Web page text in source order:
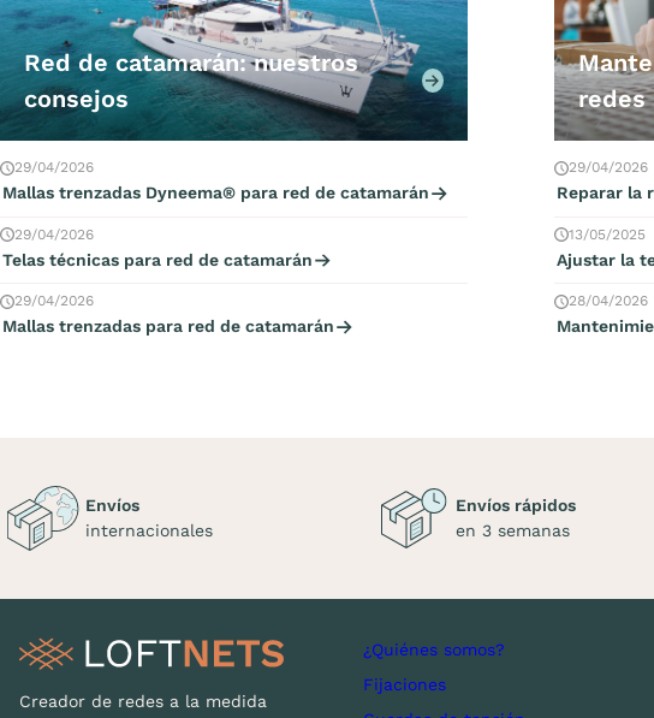
Red de catamarán: nuestros
consejos
29/04/2026
Mallas trenzadas Dyneema® para red de catamarán
29/04/2026
Telas técnicas para red de catamarán
29/04/2026
Mallas trenzadas para red de catamarán
redes
29/04/2026
Reparar la
13/05/2025
Ajustar la
28/04/2026
Envíos
internacionales
Envíos rápidos
en 3 semanas
Creador de redes a la medida
¿Quiénes somos?
Fijaciones